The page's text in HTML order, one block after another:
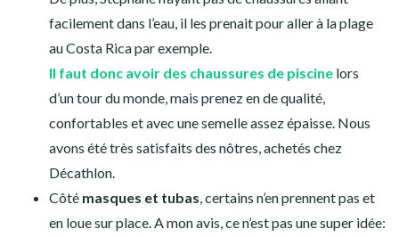
avoir un bon équipement pour bien en profiter.
Côtémaillots de bain, Raphaël et Stéphane en avaient
un chacun. Moi, j’en avais deux: un deux pièces et un une
pièce. J’étais contente d’en avoir deux: mon 2 pièces
sèche plutôt lentement, donc quand on se baignait tous
les jours comme enPolynésie, c’était pratique.
J’utilisais mon 2 pièces pour du snorkeling ou de la
plage. Par contre mon 1 pièce je le sortais
systématiquement pour la plongée. C’est quand même